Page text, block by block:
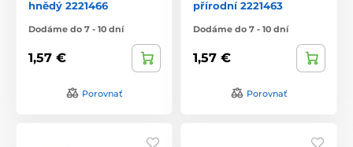
hnědý 2221466
Dodáme do 7 - 10 dní
1,57 €
Porovnať
přírodní 2221463
Dodáme do 7 - 10 dní
1,57 €
Porovnať